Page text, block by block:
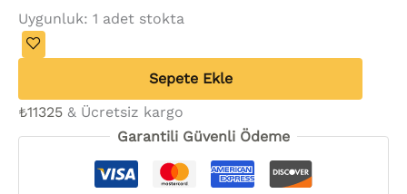
Uygunluk: 1 adet stokta
Sepete Ekle
₺11325 & Ücretsiz kargo
Garantili Güvenli Ödeme